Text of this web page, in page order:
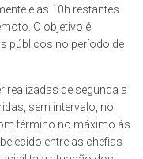
e as 10h restantes
O objetivo é
públicos no período de
realizadas de segunda a
sem intervalo, no
término no máximo às
entre as chefias